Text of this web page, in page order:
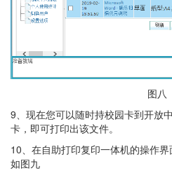
图八
9、现在您可以随时持校园卡到开放
卡，即可打印出该文件。
10、在自助打印复印一体机的操作界
如图九